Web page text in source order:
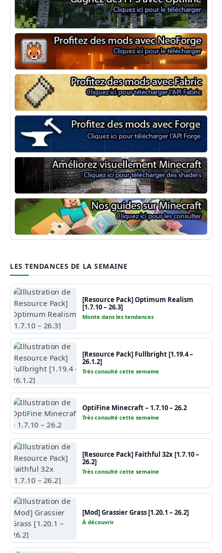
Optifine
NeoForge
Minecraft Fabric
Minecraft Forge
Shaders Minecraft
Guide Minecraft
LES TENDANCES DE LA SEMAINE
[Resource Pack] Optimum Realism
[1.7.10 – 26.3]
Monte dans les tendances
[Resource Pack] Fullbright [1.19.4 –
26.1.2]
Très consulté cette semaine
OptiFine Minecraft – 1.7.10 – 26.2
Très consulté cette semaine
[Resource Pack] Faithful 32x [1.7.10 –
26.2]
Très consulté cette semaine
[Mod] Grassier Grass [1.20.1 – 26.2]
À découvrir